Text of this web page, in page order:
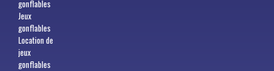
gonflables
Jeux
gonflables
Location de
jeux
gonflables